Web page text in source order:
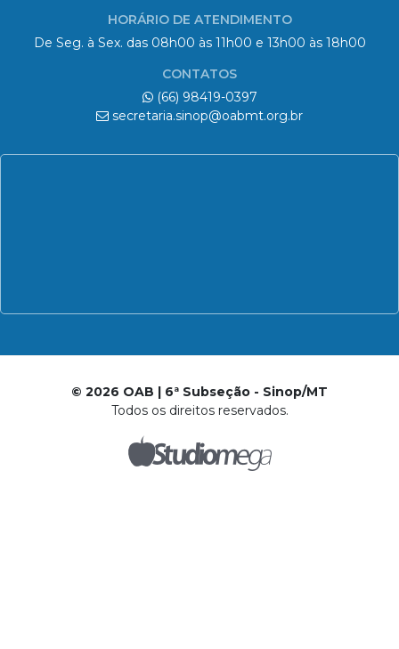
HORÁRIO DE ATENDIMENTO
De Seg. à Sex. das 08h00 às 11h00 e 13h00 às 18h00
CONTATOS
(66) 98419-0397
secretaria.sinop@oabmt.org.br
© 2026 OAB | 6ª Subseção - Sinop/MT
Todos os direitos reservados.